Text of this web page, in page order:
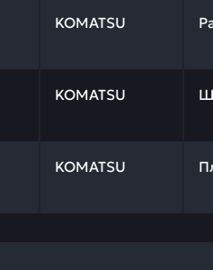
KOMATSU
получаете гарантию
KOMATSU
получаете гарантию
KOMATSU
получаете гарантию